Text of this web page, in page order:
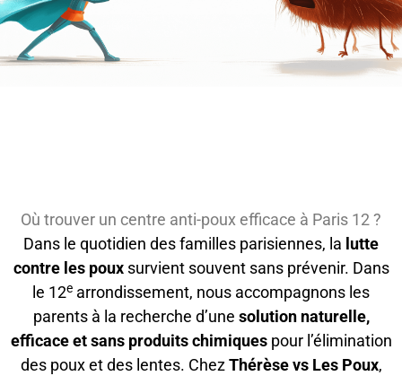
Où trouver un centre anti-poux efficace à Paris 12 ?
Dans le quotidien des familles parisiennes, la lutte
contre les pouxsurvient souvent sans prévenir. Dans
le 12e arrondissement, nous accompagnons les
parents à la recherche d’une solution naturelle,
efficace et sans produits chimiquespour l’élimination
des poux et des lentes. ChezThérèse vs Les Poux,